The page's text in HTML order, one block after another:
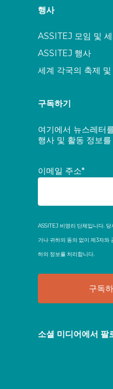
행사
ASSITEJ 모임 및
ASSITEJ 행사
세계 각국의 축제
구독하기
여기에서 뉴스레터
행사 및 활동 정보
이메일 주소*
ASSITEJ 비영리 단체입니다.
거나 귀하의 동의 없이 제3자와
하의 정보를 처리합니다.
소셜 미디어에서 팔